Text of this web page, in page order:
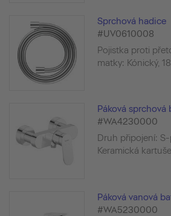
Sprchová hadice
#UV0610008
Pojistka proti
matky: Kónický,
Páková
#WA4230000
Druh připojení:
Keramická
Páková vanová
#WA5230000